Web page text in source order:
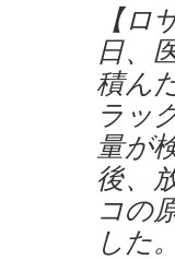
【
日、
積ん
ラッ
量が
後、
コの
した。